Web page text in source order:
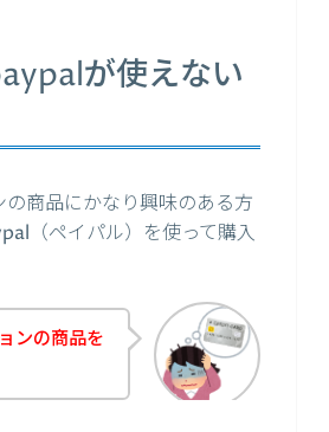
が使えない
商品にかなり興味のある方
（ペイパル）を使って購入
ンの商品を